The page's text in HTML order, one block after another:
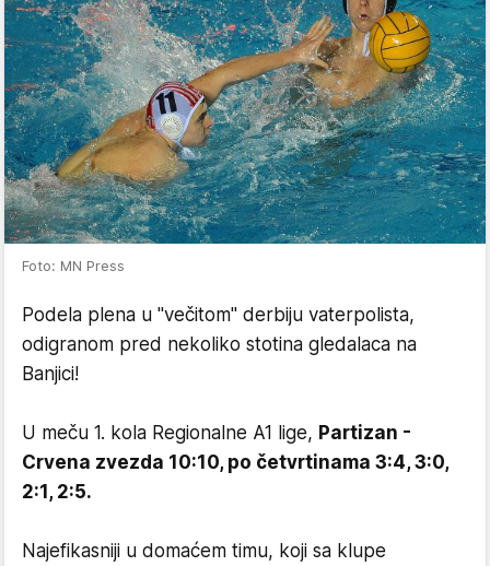
Foto: MN Press
Podela plena u "večitom" derbiju vaterpolista,
odigranom pred nekoliko stotina gledalaca na
Banjici!
U meču 1. kola Regionalne A1 lige, Partizan -
Crvena zvezda 10:10, po četvrtinama 3:4, 3:0,
2:1, 2:5.
Najefikasniji u domaćem timu, koji sa klupe